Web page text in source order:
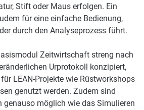
Stift oder Maus erfolgen. Ein
für eine einfache Bedienung,
durch den Analyseprozess führt.
Zeitwirtschaft streng nach
Urprotokoll konzipiert,
LEAN-Projekte wie Rüstworkshops
genutzt werden. Zudem sind
genauso möglich wie das Simulieren